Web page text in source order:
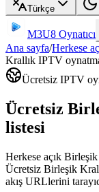
Türkçe
M3U8 Oynatıcı
Ana sayfa/Herkese
Krallık IPTV
Ücretsiz IPTV
Ücretsiz
listesi
Herkese açık
Ücretsiz Birleşik
akış URLlerini